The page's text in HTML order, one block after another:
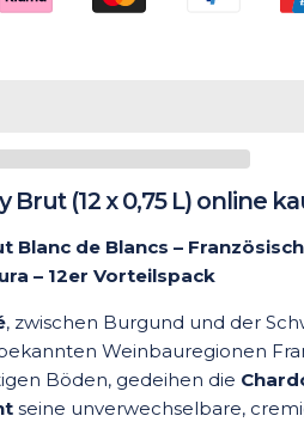
(12 x 0,75 L) online
Blanc de Blancs –
– 12er Vorteilspack
, zwischen Burgund und der
Weinbauregionen
Böden, gedeihen die
seine unverwechselbare,